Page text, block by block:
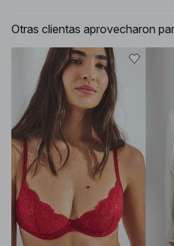
Otras clientas aprovecharon